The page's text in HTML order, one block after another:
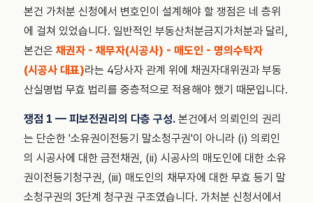
본건 가처분 신청에서 변호인이 설계해야 할 쟁점은 네 층위
에 걸쳐 있었습니다. 일반적인 부동산처분금지가처분과 달리,
본건은 채권자 - 채무자(시공사) - 매도인 - 명의수탁자
(시공사 대표)라는 4당사자 관계 위에 채권자대위권과 부동
산실명법 무효 법리를 중층적으로 적용해야 했기 때문입니다.
쟁점 1 — 피보전권리의 다층 구성. 본건에서 의뢰인의 권리
는 단순한 '소유권이전등기 말소청구권'이 아니라 (i) 의뢰인
의 시공사에 대한 금전채권, (ii) 시공사의 매도인에 대한 소유
권이전등기청구권, (iii) 매도인의 채무자에 대한 무효 등기 말
소청구권의 3단계 청구권 구조였습니다. 가처분 신청서에서